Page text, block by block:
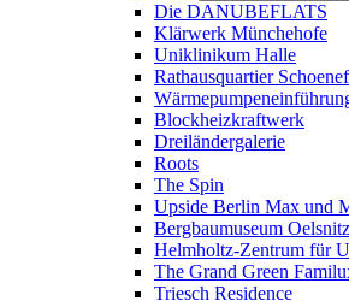
Die DANUBEFLATS
Klärwerk Münchehofe
Uniklinikum Halle
Rathausquartier
Blockheizkraftwerk
Dreiländergalerie
Roots
The Spin
Upside Berlin Max und
Bergbaumuseum Oelsnitz
Helmholtz-Zentrum für
The Grand Green
Triesch Residence